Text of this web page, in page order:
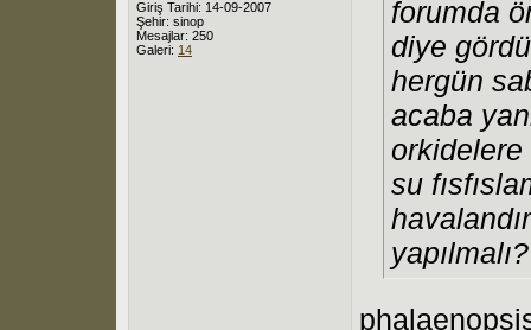
Giriş Tarihi: 14-09-2007
Şehir: sinop
Mesajlar: 250
Galeri: 14
forumda
diye
hergün
acaba
orkidelere
su
yapılmalı?